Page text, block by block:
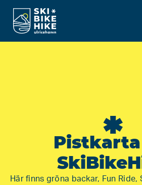
content
*
Här finns gröna backar, Fun Ride,